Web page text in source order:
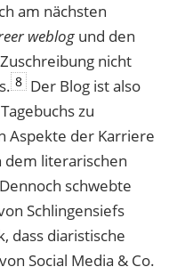
am nächsten
weblog und den
nicht
8 Der Blog ist also
zu
Aspekte der Karriere
dem literarischen
schwebte
Schlingensiefs
dass diaristische
Social Media & Co.